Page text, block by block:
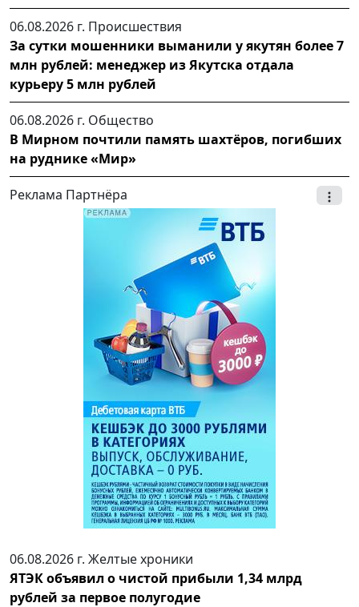
06.08.2026 г. Происшествия
За сутки мошенники выманили у якутян более 7
млн рублей: менеджер из Якутска отдала
курьеру 5 млн рублей
06.08.2026 г. Общество
В Мирном почтили память шахтёров, погибших
на руднике «Мир»
Реклама Партнёра
06.08.2026 г. Желтые хроники
ЯТЭК объявил о чистой прибыли 1,34 млрд
рублей за первое полугодие